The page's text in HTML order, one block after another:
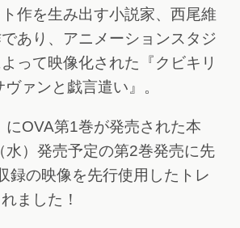
作を生み出す小説家、西尾維
あり、アニメーションスタジ
って映像化された『クビキリ
ァンと戯言遣い』。
にOVA第1巻が発売された本
水）発売予定の第2巻発売に先
録の映像を先行使用したトレ
ました！